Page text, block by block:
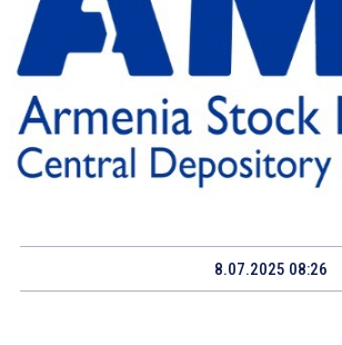
8.07.2025 08:26